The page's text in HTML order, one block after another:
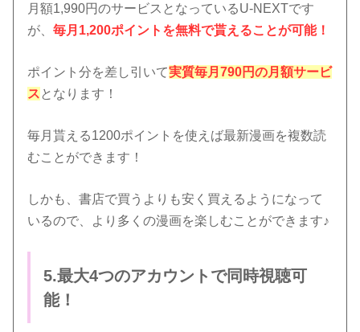
月額1,990円のサービスとなっているU-NEXTです
が、毎月1,200ポイントを無料で貰えることが可能！
ポイント分を差し引いて実質毎月790円の月額サービ
ス となります！
毎月貰える1200ポイントを使えば最新漫画を複数読
むことができます！
しかも、書店で買うよりも安く買えるようになって
いるので、より多くの漫画を楽しむことができます♪
5.最大4つのアカウントで同時視聴可
能！